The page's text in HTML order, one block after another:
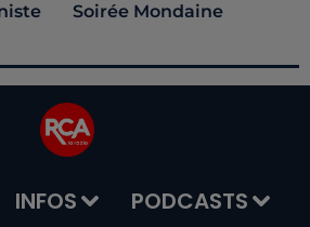
Soirée Mondaine
INFOS
PODCASTS